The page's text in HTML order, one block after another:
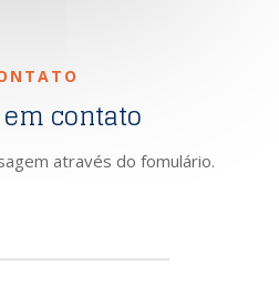
contato
através do fomulário.